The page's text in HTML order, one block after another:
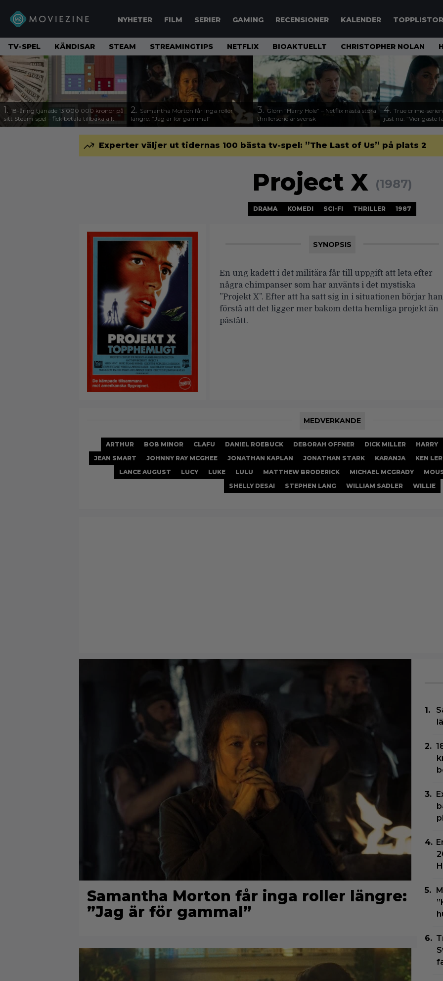
NYHETER FILM SERIER GAMING RECENSIONER KALENDER TOPPLISTOR
TV-SPEL KÄNDISAR STEAM STREAMINGTIPS NETFLIX BIOAKTUELLT CHRISTOPHER NOLAN
1. 18-åring tjänade 13 000 000 kronor på
sitt Steam-spel – fick betala tillbaka allt
2. Samantha Morton får inga roller
längre: ”Jag är för gammal”
3. Glöm ”Harry Hole” – Netflix nästa stora
thrillerserie är svensk
4. True crime-
just nu: ”Vidrigaste
Experter väljer ut tidernas 100 bästa tv-spel: ”The Last of Us” på plats 2
Project X (1987)
DRAMA KOMEDI SCI-FI THRILLER 1987
SYNOPSIS
En ung kadett i det militära får till uppgift att leta efter
några chimpanser som har använts i det mystiska
”Projekt X”. Efter att ha satt sig in i situationen börjar han
förstå att det ligger mer bakom detta hemliga projekt än
påstått.
MEDVERKANDE
ARTHUR BOB MINOR CLAFU DANIEL ROEBUCK DEBORAH OFFNER DICK MILLER HARRY
JEAN SMART
JOHNNY RAY MCGHEE JONATHAN KAPLAN JONATHAN STARK KARANJA KEN
LANCE AUGUST
LUCY LUKE LULU MATTHEW BRODERICK MICHAEL MCGRADY
SHELLY DESAI
STEPHEN LANG WILLIAM SADLER WILLIE
Samantha Morton får inga roller längre:
”Jag är för gammal”